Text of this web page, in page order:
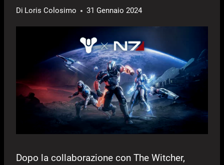
Di Loris Colosimo 31 Gennaio 2024
Dopo la collaborazione con The Witcher,